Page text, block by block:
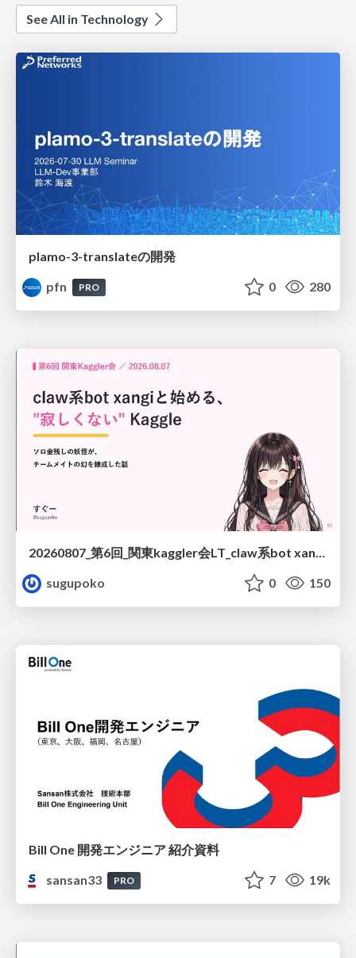
See All in Technology
plamo-3-translateの開発
pfn
PRO 0 280
20260807_第6回_関東kaggler会LT_claw系bot xangiと始める、"寂しくない" kaggle
sugupoko
0 150
Bill One 開発エンジニア 紹介資料
sansan33
PRO 7 19k